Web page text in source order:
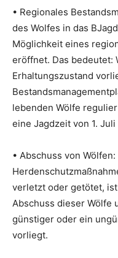
• Regionales
des Wolfes in das
Möglichkeit eines
eröffnet. Das bedeutet:
Erhaltungszustand
lebenden Wölfe
eine Jagdzeit von 1.
• Abschuss von
verletzt oder getötet,
Abschuss dieser Wölfe
günstiger oder ein
vorliegt.